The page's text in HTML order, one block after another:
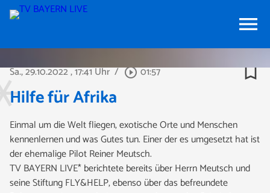
menu
Sa., 29.10.2022, 17:41 Uhr / play_circle_outline01:57 bookmark_border
Hilfe für Afrika
Einmal um die Welt fliegen, exotische Orte und Menschen
kennenlernen und was Gutes tun. Einer der es umgesetzt hat ist
der ehemalige Pilot Reiner Meutsch.
TV BAYERN LIVE* berichtete bereits über Herrn Meutsch und
seine Stiftung FLY&HELP, ebenso über das befreundete